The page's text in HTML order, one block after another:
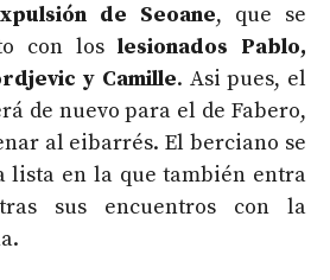
de Seoane, que se
con los lesionados Pablo,
y Camille. Asi pues, el
de nuevo para el de Fabero,
al eibarrés. El berciano se
lista en la que también entra
sus encuentros con la